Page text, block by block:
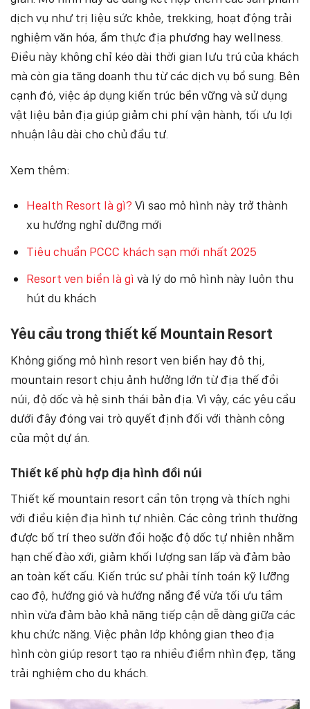
dịch vụ như trị liệu sức khỏe, trekking, hoạt động trải
nghiệm văn hóa, ẩm thực địa phương hay wellness.
Điều này không chỉ kéo dài thời gian lưu trú của khách
mà còn gia tăng doanh thu từ các dịch vụ bổ sung. Bên
cạnh đó, việc áp dụng kiến trúc bền vững và sử dụng
vật liệu bản địa giúp giảm chi phí vận hành, tối ưu lợi
nhuận lâu dài cho chủ đầu tư.
Xem thêm:
Health Resort là gì? Vì sao mô hình này trở thành
xu hướng nghỉ dưỡng mới
Tiêu chuẩn PCCC khách sạn mới nhất 2025
Resort ven biển là gì và lý do mô hình này luôn thu
hút du khách
Yêu cầu trong thiết kế Mountain Resort
Không giống mô hình resort ven biển hay đô thị,
mountain resort chịu ảnh hưởng lớn từ địa thế đồi
núi, độ dốc và hệ sinh thái bản địa. Vì vậy, các yêu cầu
dưới đây đóng vai trò quyết định đối với thành công
của một dự án.
Thiết kế phù hợp địa hình đồi núi
Thiết kế mountain resort cần tôn trọng và thích nghi
với điều kiện địa hình tự nhiên. Các công trình thường
được bố trí theo sườn đồi hoặc độ dốc tự nhiên nhằm
hạn chế đào xới, giảm khối lượng san lấp và đảm bảo
an toàn kết cấu. Kiến trúc sư phải tính toán kỹ lưỡng
cao độ, hướng gió và hướng nắng để vừa tối ưu tầm
nhìn vừa đảm bảo khả năng tiếp cận dễ dàng giữa các
khu chức năng. Việc phân lớp không gian theo địa
hình còn giúp resort tạo ra nhiều điểm nhìn đẹp, tăng
trải nghiệm cho du khách.